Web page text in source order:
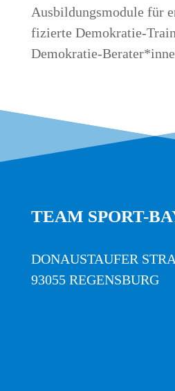
Aus­bil­dungs­mo­du­le für
fi­zier­te Demokratie-
Demokratie-
TEAM SPORT-
DONAUSTAUFER
93055 REGENSBURG